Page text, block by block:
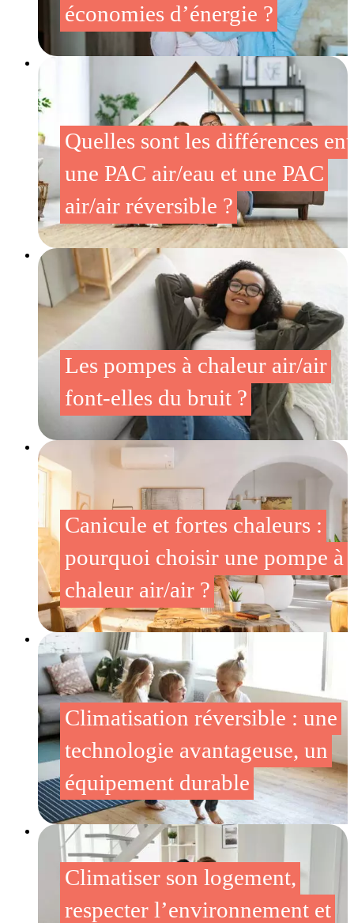
économies d’énergie ?
Quelles sont les différences
une PAC air/eau et une PAC
air/air réversible ?
Les pompes à chaleur air/air
font-elles du bruit ?
Canicule et fortes chaleurs :
pourquoi choisir une pompe à
chaleur air/air ?
Climatisation réversible : une
technologie avantageuse, un
équipement durable
Climatiser son logement,
respecter l’environnement et